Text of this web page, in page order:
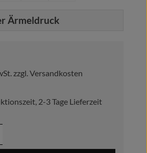
Ärmeldruck
zzgl. Versandkosten
2-3 Tage Lieferzeit
Gib den gewünschten